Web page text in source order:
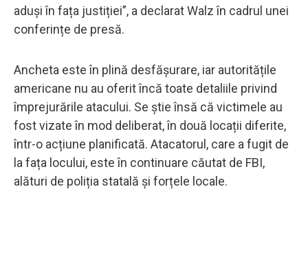
aduși în fața justiției”, a declarat Walz în cadrul unei
conferințe de presă.
Ancheta este în plină desfășurare, iar autoritățile
americane nu au oferit încă toate detaliile privind
împrejurările atacului. Se știe însă că victimele au
fost vizate în mod deliberat, în două locații diferite,
într-o acțiune planificată. Atacatorul, care a fugit de
la fața locului, este în continuare căutat de FBI,
alături de poliția statală și forțele locale.